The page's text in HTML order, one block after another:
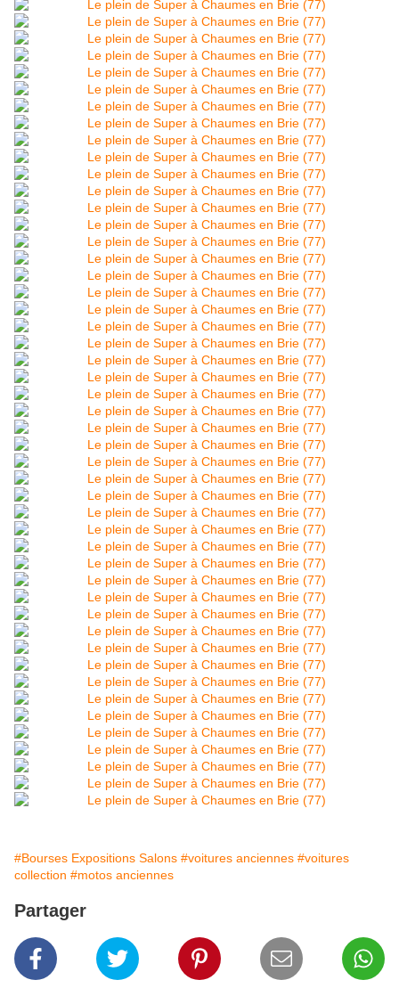
#Bourses Expositions Salons #voitures anciennes #voitures
collection #motos anciennes
Partager